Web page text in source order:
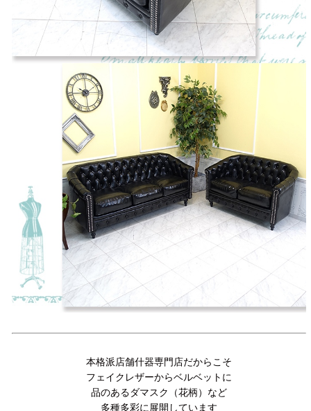
本格派店舗什器専門店だからこそ
フェイクレザーからベルベットに
品のあるダマスク（花柄）など
多種多彩に展開しています